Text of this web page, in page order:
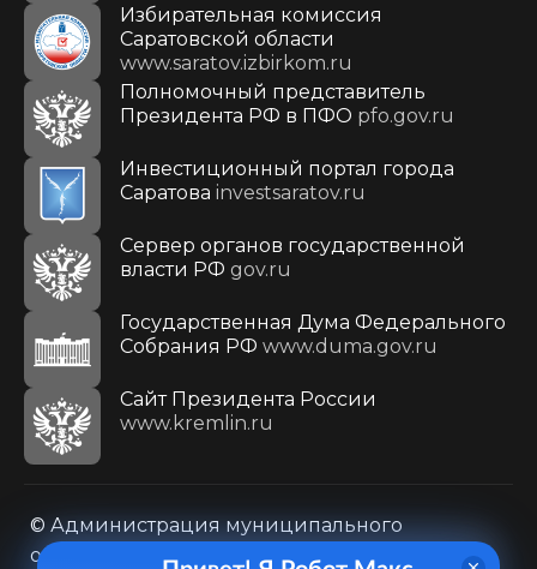
Избирательная комиссия
Саратовской области
www.saratov.izbirkom.ru
Полномочный представитель
Президента РФ в ПФО pfo.gov.ru
Инвестиционный портал города
Саратова investsaratov.ru
Сервер органов государственной
власти РФ gov.ru
Государственная Дума Федерального
Собрания РФ www.duma.gov.ru
Cайт Президента России
www.kremlin.ru
© Администрация муниципального
образования городского округа «Город